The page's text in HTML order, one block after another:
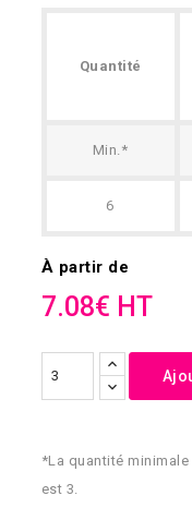
Quantité
Min.*
6
À partir de
7.08€ HT
*La quantité
est 3.